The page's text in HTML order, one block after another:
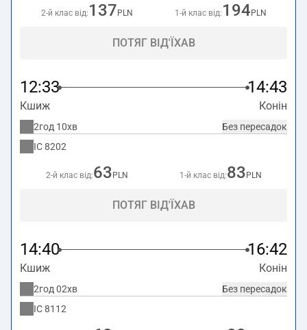
2-й клас від: 137 PLN 1-й клас від: 194 PLN
ПОТЯГ ВІД'ЇХАВ
12:33 14:43
Кшиж Конін
Без пересадок
2год 10хв
IC8202
2-й клас від:63 PLN 1-й клас від:83 PLN
ПОТЯГ ВІД'ЇХАВ
14:40 16:42
Кшиж Конін
Без пересадок
2год 02хв
IC8112